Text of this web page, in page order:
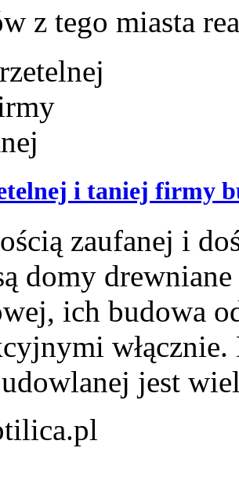
z tego miasta
i taniej firmy
zaufanej i
domy
ich budowa
jest